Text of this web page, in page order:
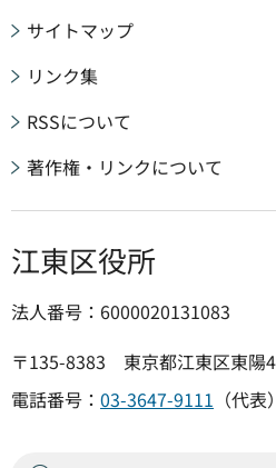
サイトマップ
リンク集
RSSについて
著作権・リンクについて
江東区役所
法人番号：6000020131083
〒135-8383 東京都江東区東陽
電話番号： 03-3647-9111 （代表）